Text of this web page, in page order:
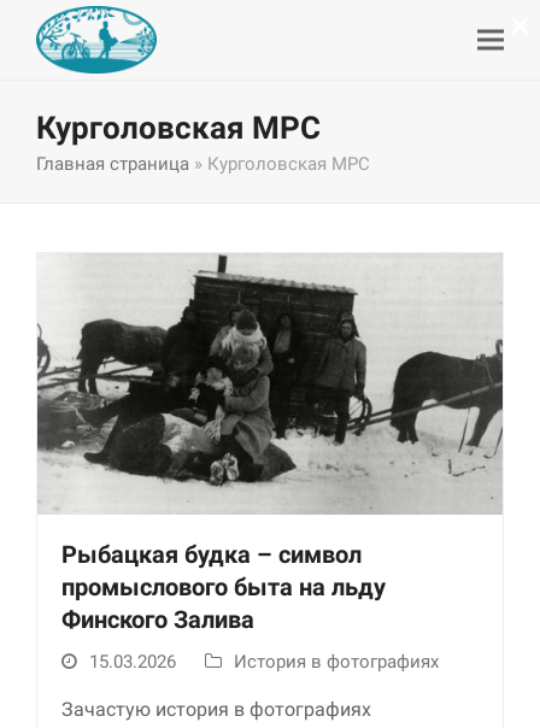
Курголовская МРС
Главная страница » Курголовская МРС
Рыбацкая будка – символ
промыслового быта на льду
Финского Залива
15.03.2026 История в фотографиях
Зачастую история в фотографиях